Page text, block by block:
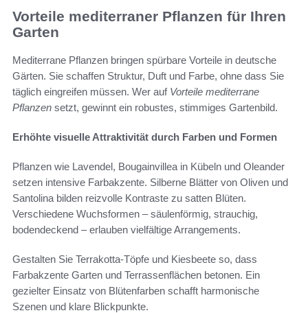
Vorteile mediterraner Pflanzen für Ihren
Garten
Mediterrane Pflanzen bringen spürbare Vorteile in deutsche
Gärten. Sie schaffen Struktur, Duft und Farbe, ohne dass Sie
täglich eingreifen müssen. Wer auf Vorteile mediterrane
Pflanzen setzt, gewinnt ein robustes, stimmiges Gartenbild.
Erhöhte visuelle Attraktivität durch Farben und Formen
Pflanzen wie Lavendel, Bougainvillea in Kübeln und Oleander
setzen intensive Farbakzente. Silberne Blätter von Oliven und
Santolina bilden reizvolle Kontraste zu satten Blüten.
Verschiedene Wuchsformen – säulenförmig, strauchig,
bodendeckend – erlauben vielfältige Arrangements.
Gestalten Sie Terrakotta-Töpfe und Kiesbeete so, dass
Farbakzente Garten und Terrassenflächen betonen. Ein
gezielter Einsatz von Blütenfarben schafft harmonische
Szenen und klare Blickpunkte.